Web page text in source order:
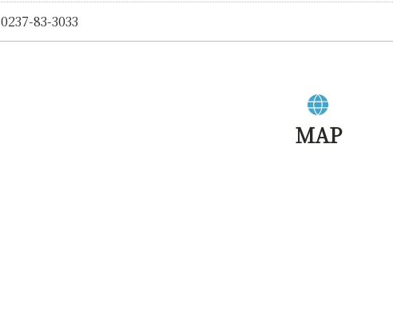
0237-83-3033
MAP